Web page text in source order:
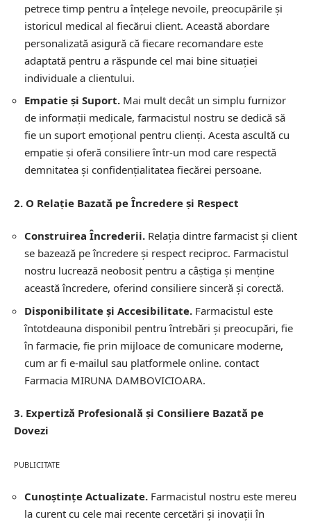
petrece timp pentru a înțelege nevoile, preocupările și
istoricul medical al fiecărui client. Această abordare
personalizată asigură că fiecare recomandare este
adaptată pentru a răspunde cel mai bine situației
individuale a clientului.
Empatie și Suport. Mai mult decât un simplu furnizor
de informații medicale, farmacistul nostru se dedică să
fie un suport emoțional pentru clienți. Acesta ascultă cu
empatie și oferă consiliere într-un mod care respectă
demnitatea și confidențialitatea fiecărei persoane.
2. O Relație Bazată pe Încredere și Respect
Construirea Încrederii. Relația dintre farmacist și client
se bazează pe încredere și respect reciproc. Farmacistul
nostru lucrează neobosit pentru a câștiga și menține
această încredere, oferind consiliere sinceră și corectă.
Disponibilitate și Accesibilitate. Farmacistul este
întotdeauna disponibil pentru întrebări și preocupări, fie
în farmacie, fie prin mijloace de comunicare moderne,
cum ar fi e-mailul sau platformele online. contact
Farmacia MIRUNA DAMBOVICIOARA.
3. Expertiză Profesională și Consiliere Bazată pe
Dovezi
PUBLICITATE
Cunoștințe Actualizate. Farmacistul nostru este mereu
la curent cu cele mai recente cercetări și inovații în